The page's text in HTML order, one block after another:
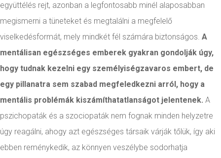
együttélés rejt, azonban a legfontosabb minél alaposabban
megismerni a tüneteket és megtalálni a megfelelő
viselkedésformát, mely mindkét fél számára biztonságos. A
mentálisan egészséges emberek gyakran gondolják úgy,
hogy tudnak kezelni egy személyiségzavaros embert, de
egy pillanatra sem szabad megfeledkezni arról, hogy a
mentális problémák kiszámíthatatlanságot jelentenek. A
pszichopaták és a szociopaták nem fognak minden helyzetre
úgy reagálni, ahogy azt egészséges társaik várják tőlük, így aki
ebben reménykedik, az könnyen veszélybe sodorhatja